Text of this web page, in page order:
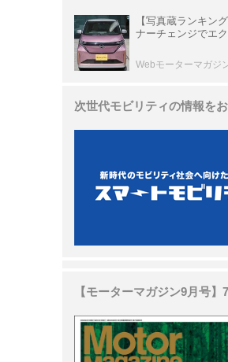
【写真蔵ランキン
ナーチェンジでエ
クラ」
Webモーターマガジ
次世代モビリティの情報を
【モーターマガジン9月号】